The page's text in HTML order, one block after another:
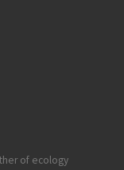
of ecology